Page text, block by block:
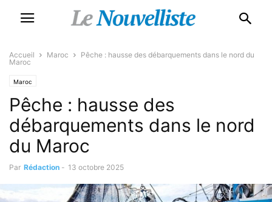
Accueil Maroc
Pêche : hausse des débarquements dans le nord du
Maroc
Maroc
Pêche : hausse des
débarquements dans le nord
du Maroc
Par Rédaction - 13 octobre 2025